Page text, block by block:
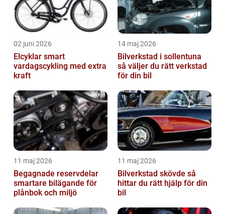
02 juni 2026
Elcyklar smart
vardagscykling med extra
kraft
14 maj 2026
Bilverkstad i sollentuna
så väljer du rätt verkstad
för din bil
11 maj 2026
Begagnade reservdelar
smartare bilägande för
plånbok och miljö
11 maj 2026
Bilverkstad skövde så
hittar du rätt hjälp för din
bil